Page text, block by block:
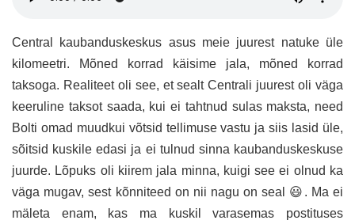
Central kaubanduskeskus asus meie juurest natuke üle
kilomeetri. Mõned korrad käisime jala, mõned korrad
taksoga. Realiteet oli see, et sealt Centrali juurest oli väga
keeruline taksot saada, kui ei tahtnud sulas maksta, need
Bolti omad muudkui võtsid tellimuse vastu ja siis lasid üle,
sõitsid kuskile edasi ja ei tulnud sinna kaubanduskeskuse
juurde. Lõpuks oli kiirem jala minna, kuigi see ei olnud ka
väga mugav, sest kõnniteed on nii nagu on seal 😃. Ma ei
mäleta enam, kas ma kuskil varasemas postituses